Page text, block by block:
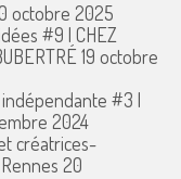
octobre 2025
#9 | CHEZ
19 octobre
#3 |
2024
créatrices-
20